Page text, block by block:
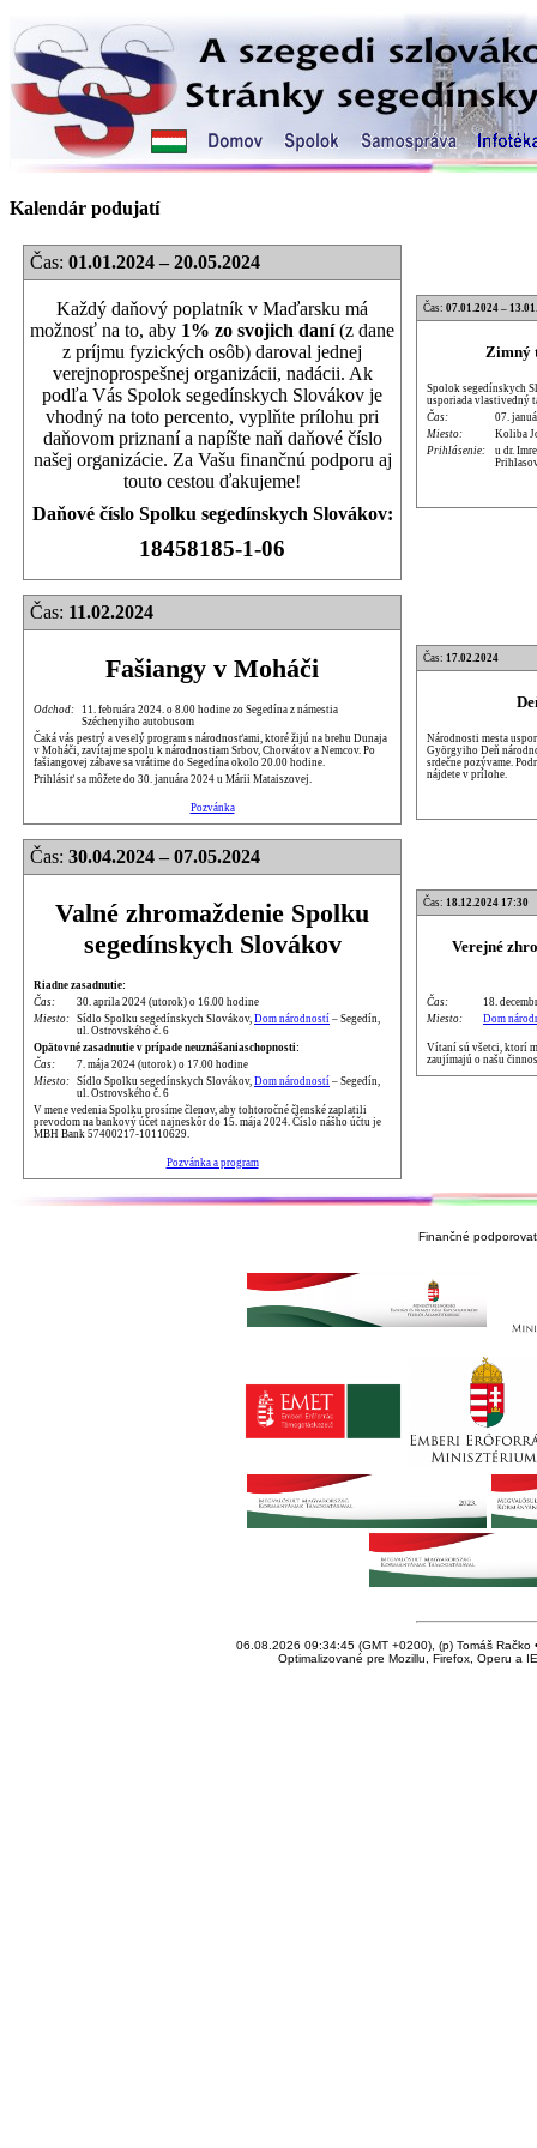
Kalendár podujatí
Čas: 01.01.2024 – 20.05.2024
Každý daňový poplatník v Maďarsku má
možnosť na to, aby 1% zo svojich daní(z dane
z príjmu fyzických osôb) daroval jednej
verejnoprospešnej organizácii, nadácii. Ak
podľa Vás Spolok segedínskych Slovákov je
vhodný na toto percento, vyplňte prílohu pri
daňovom priznaní a napíšte naň daňové číslo
našej organizácie. Za Vašu finančnú podporu aj
touto cestou ďakujeme!
Daňové číslo Spolku segedínskych Slovákov:
18458185-1-06
Čas: 07.01.2024 –
Zimný
Spolok segedínskych
usporiada vlastivedný
Čas:
07.
Miesto:
Koliba
Prihlásenie:
u dr.
Čas: 11.02.2024
Fašiangy v Moháči
Odchod:
11. februára 2024. o 8.00 hodine zo Segedína z námestia
Széchenyiho autobusom
Čaká vás pestrý a veselý program s národnosťami, ktoré žijú na brehu Dunaja
v Moháči, zavítajme spolu k národnostiam Srbov, Chorvátov a Nemcov. Po
fašiangovej zábave sa vrátime do Segedína okolo 20.00 hodine.
Prihlásiť sa môžete do 30. januára 2024 u Márii Mataiszovej.
Pozvánka
Čas: 17.02.2024
Národnosti mesta
Györgyiho Deň
srdečne pozývame.
nájdete v prílohe.
Čas: 30.04.2024 – 07.05.2024
Valné zhromaždenie Spolku
segedínskych Slovákov
Riadne zasadnutie:
Čas:
30. aprila 2024 (utorok) o 16.00 hodine
Miesto: Sídlo Spolku segedínskych Slovákov, Dom národností – Segedín,
ul. Ostrovského č. 6
Opätovné zasadnutie v prípade neuznášaniaschopnosti:
Čas:
7. mája 2024 (utorok) o 17.00 hodine
Miesto: Sídlo Spolku segedínskych Slovákov, Dom národností – Segedín,
ul. Ostrovského č. 6
V mene vedenia Spolku prosíme členov, aby tohtoročné členské zaplatili
prevodom na bankový účet najneskôr do 15. mája 2024. Číslo nášho účtu je
MBH Bank 57400217-10110629.
Pozvánka a program
Čas: 18.12.2024 17:30
Verejné
Čas:
18.
Miesto:
Dom
Vítaní sú všetci, ktorí
zaujímajú o našu
Finančné
06.08.2026 09:34:45 (GMT +0200), (p) Tomáš Račko
Optimalizované pre Mozillu, Firefox, Operu a